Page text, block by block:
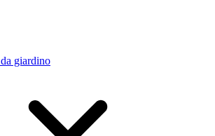
giardino